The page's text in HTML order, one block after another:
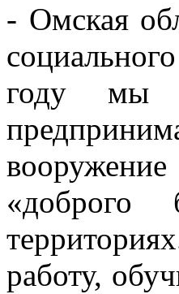
- Омская
году мы
работу,